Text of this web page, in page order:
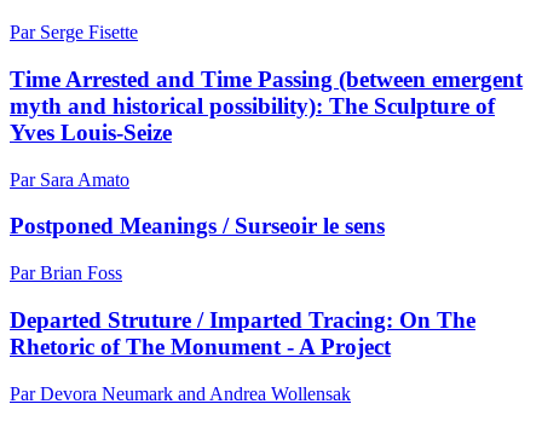
Par Serge Fisette
Time Arrested and Time Passing (between emergent
myth and historical possibility): The Sculpture of
Yves Louis-Seize
Par Sara Amato
Postponed Meanings / Surseoir le sens
Par Brian Foss
Departed Struture / Imparted Tracing: On The
Rhetoric of The Monument - A Project
Par Devora Neumark and Andrea Wollensak